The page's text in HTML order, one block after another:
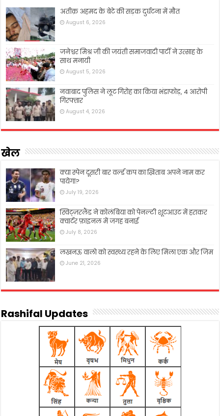
अतीक़ अहमद के बेटे की सड़क दुर्घटना में मौत
August 6, 2026
जनेश्वर मिश्र जी की जयंती समाजवादी पार्टी ने उत्साह के
साथ मनायी
August 5, 2026
नवाबाद पुलिस ने लूट गिरोह का किया भंडाफोड़, 4 आरोपी
गिरफ्तार
August 4, 2026
खेल
क्या स्पेन दूसरी बार वर्ल्ड कप का ख़िताब अपने नाम कर
पायेगा?
July 19, 2026
स्विट्ज़रलैंड ने कोलंबिया को पेनल्टी शूटआउट में हराकर
क्वार्टर फ़ाइनल में जगह बनाई
July 8, 2026
लखनऊ वालो को स्वस्थ्य रहने के लिए मिला एक और जिम
June 21, 2026
Rashifal Updates